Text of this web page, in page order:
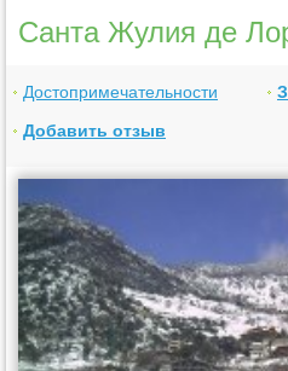
Санта Жулия де
Достопримечательности
Добавить отзыв